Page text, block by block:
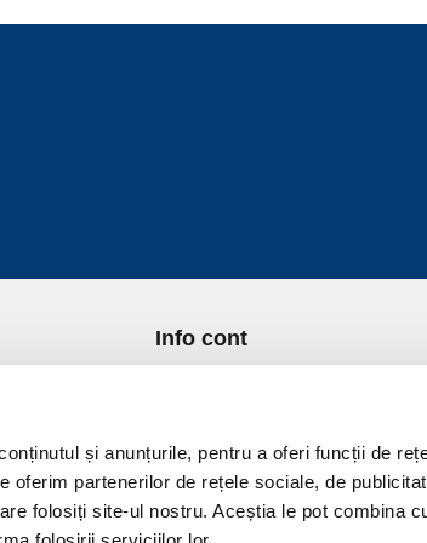
și anunțurile, pentru a oferi funcții de
oferim partenerilor de rețele sociale, de
folosiți site-ul nostru. Aceștia le pot combina
Info cont
Lista Favorite
GDPR - Protectia datelor
Contact